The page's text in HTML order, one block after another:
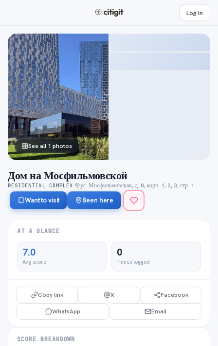
Log in
See all 1 photos
Дом на Мосфильмовской
RESIDENTIAL COMPLEX· ул. Мосфильмовская, д. 8, корп. 1, 2, 3, стр. 1
Want to visit Been here
AT A GLANCE
7.0
Avg score
0
Times logged
Copy link X Facebook
WhatsApp Email
SCORE BREAKDOWN